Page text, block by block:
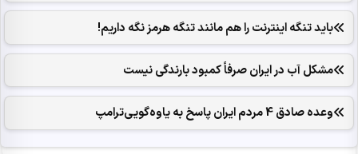
باید تنگه اینترنت را هم مانند تنگه هرمز نگه داریم!
مشکل آب در ایران صرفاً کمبود بارندگی نیست
وعده صادق 4 مردم ایران پاسخ به یاوه‌گویی‌ترامپ